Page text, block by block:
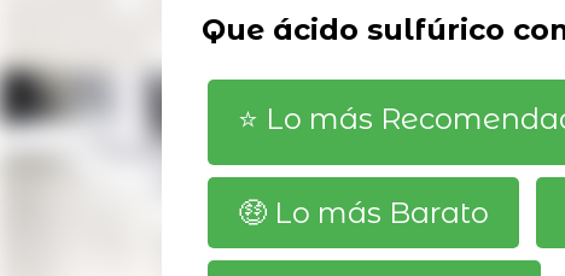
Que ácido sulfúrico
⭐️ Lo más
🤑 Lo más Barato